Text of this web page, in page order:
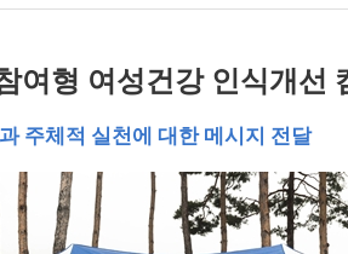
여형 여성건강 인식개선
주체적 실천에 대한 메시지 전달